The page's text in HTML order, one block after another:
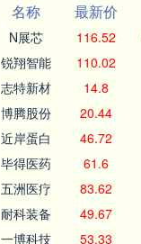
名称 最新价
N展芯 116.52
锐翔智能 110.02
志特新材 14.8
博腾股份 20.44
近岸蛋白 46.72
毕得医药 61.6
五洲医疗 83.62
耐科装备 49.67
一博科技 53.33